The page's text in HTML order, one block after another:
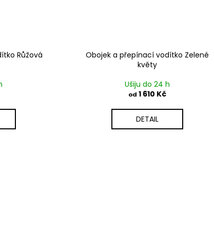
Růžová
Obojek a přepínací vodítko Zelené
květy
Ušiju do 24 h
od 1 610 Kč
DETAIL